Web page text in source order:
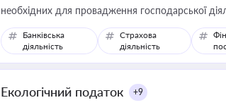
необхідних для провадження господарської
Банківська
діяльність
Страхова
діяльність
Екологічний податок +9